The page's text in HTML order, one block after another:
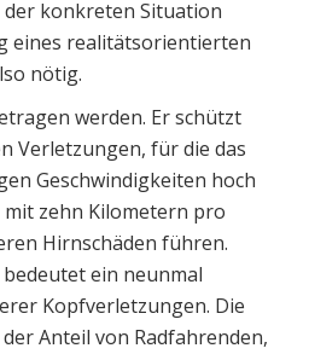
konkreten Situation
eines realitätsorientierten
nötig.
werden. Er schützt
Verletzungen, für die das
Geschwindigkeiten hoch
zehn Kilometern pro
Hirnschäden führen.
ein neunmal
Kopfverletzungen. Die
Anteil von Radfahrenden,